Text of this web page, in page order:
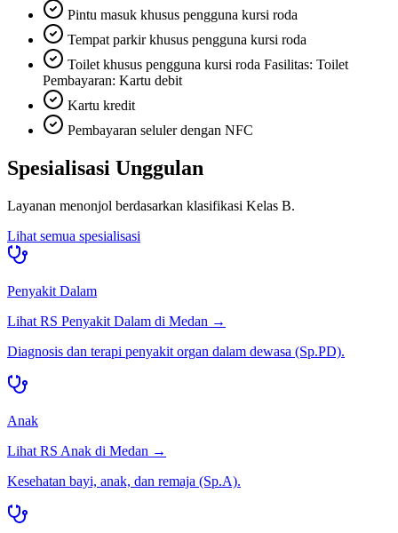
Pintu masuk khusus pengguna kursi roda
Tempat parkir khusus pengguna kursi roda
Toilet khusus pengguna kursi roda Fasilitas: Toilet
Pembayaran: Kartu debit
Kartu kredit
Pembayaran seluler dengan NFC
Spesialisasi Unggulan
Layanan menonjol berdasarkan klasifikasi Kelas B.
Lihat semua spesialisasi
Penyakit Dalam
Lihat RS Penyakit Dalam di Medan →
Diagnosis dan terapi penyakit organ dalam dewasa (Sp.PD).
Anak
Lihat RS Anak di Medan →
Kesehatan bayi, anak, dan remaja (Sp.A).